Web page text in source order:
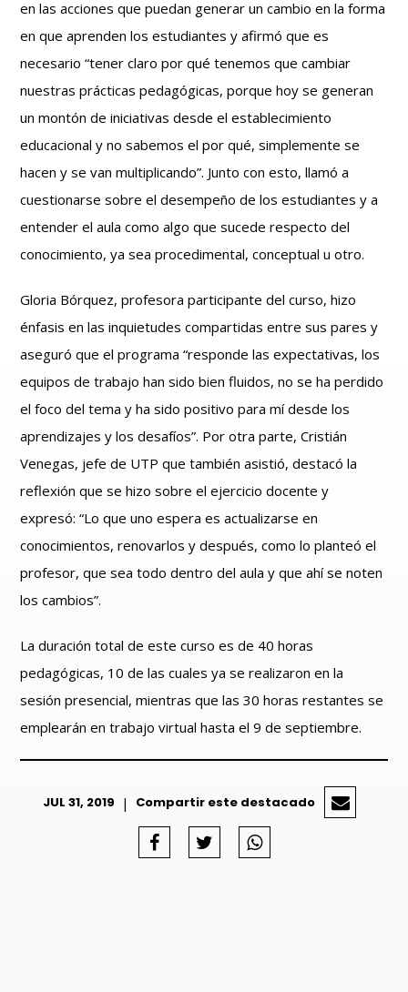
en las acciones que puedan generar un cambio en la forma
en que aprenden los estudiantes y afirmó que es
necesario “tener claro por qué tenemos que cambiar
nuestras prácticas pedagógicas, porque hoy se generan
un montón de iniciativas desde el establecimiento
educacional y no sabemos el por qué, simplemente se
hacen y se van multiplicando”. Junto con esto, llamó a
cuestionarse sobre el desempeño de los estudiantes y a
entender el aula como algo que sucede respecto del
conocimiento, ya sea procedimental, conceptual u otro.
Gloria Bórquez, profesora participante del curso, hizo
énfasis en las inquietudes compartidas entre sus pares y
aseguró que el programa “responde las expectativas, los
equipos de trabajo han sido bien fluidos, no se ha perdido
el foco del tema y ha sido positivo para mí desde los
aprendizajes y los desafíos”. Por otra parte, Cristián
Venegas, jefe de UTP que también asistió, destacó la
reflexión que se hizo sobre el ejercicio docente y
expresó: “Lo que uno espera es actualizarse en
conocimientos, renovarlos y después, como lo planteó el
profesor, que sea todo dentro del aula y que ahí se noten
los cambios”.
La duración total de este curso es de 40 horas
pedagógicas, 10 de las cuales ya se realizaron en la
sesión presencial, mientras que las 30 horas restantes se
emplearán en trabajo virtual hasta el 9 de septiembre.
JUL 31, 2019 | Compartir este destacado